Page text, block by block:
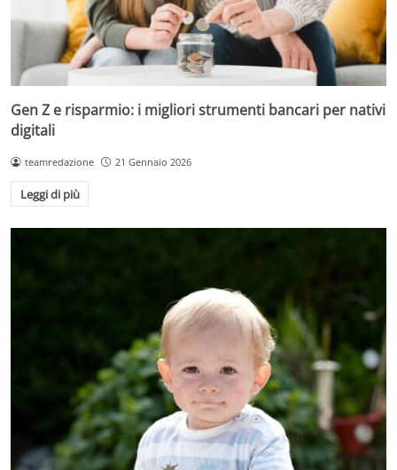
Gen Z e risparmio: i migliori strumenti bancari per nativi
digitali
teamredazione 21 Gennaio 2026
Leggi di più